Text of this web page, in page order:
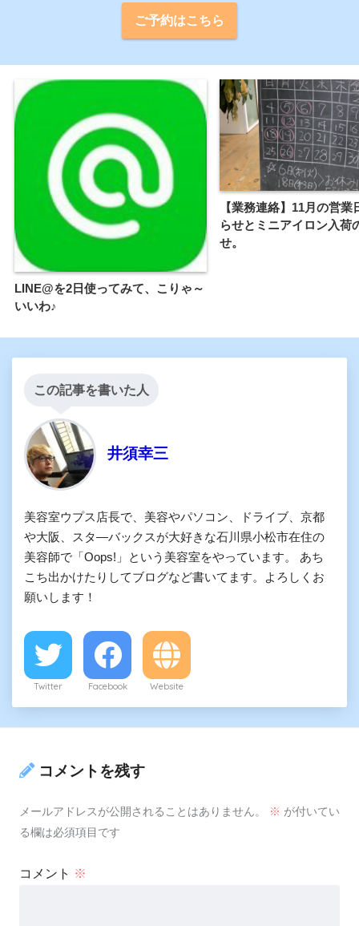
ご予約はこちら
LINE@を2日使ってみて、こりゃ～
いいわ♪
【業務連絡】11月の営業
らせとミニアイロン入荷
せ。
この記事を書いた人
井須幸三
美容室ウプス店長で、美容やパソコン、ドライブ、京都
や大阪、スタ―バックスが大好きな石川県小松市在住の
美容師で「Oops!」という美容室をやっています。 あち
こち出かけたりしてブログなど書いてます。よろしくお
願いします！
Twitter Facebook Website
コメントを残す
メールアドレスが公開されることはありません。 ※ が付いてい
る欄は必須項目です
コメント ※